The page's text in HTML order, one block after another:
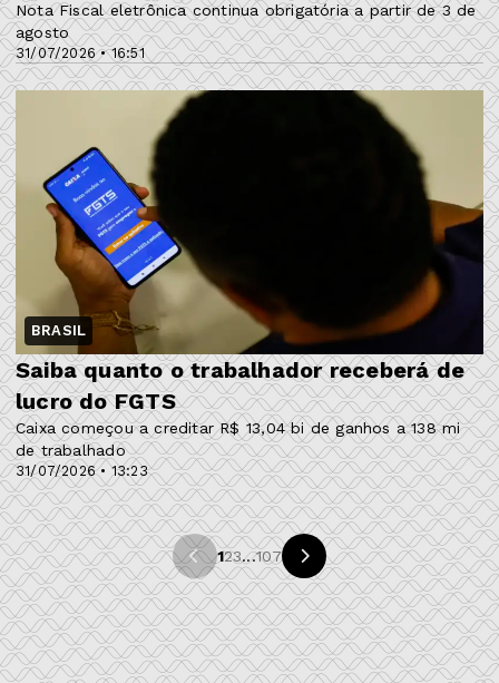
31/07/2026 • 16:51
Nota Fiscal eletrônica continua obrigatória a partir de 3 de
agosto
BRASIL
31/07/2026 • 13:23
Saiba quanto o trabalhador receberá de
lucro do FGTS
Caixa começou a creditar R$ 13,04 bi de ganhos a 138 mi
de trabalhado
123...107